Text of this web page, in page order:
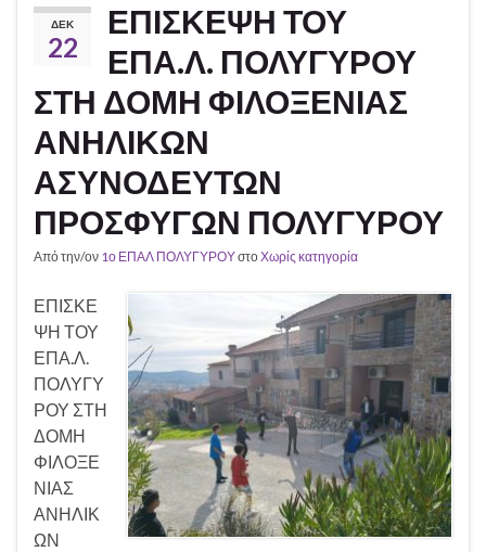
ΔΕΚ
22
ΕΠΙΣΚΕΨΗ ΤΟΥ
ΕΠΑ.Λ. ΠΟΛΥΓΥΡΟΥ
ΣΤΗ ΔΟΜΗ ΦΙΛΟΞΕΝΙΑΣ
ΑΝΗΛΙΚΩΝ
ΑΣΥΝΟΔΕΥΤΩΝ
ΠΡΟΣΦΥΓΩΝ ΠΟΛΥΓΥΡΟΥ
Από την/ον 1ο ΕΠΑΛ ΠΟΛΥΓΥΡΟΥστοΧωρίς κατηγορία
ΕΠΙΣΚΕ
ΨΗ ΤΟΥ
ΕΠΑ.Λ.
ΠΟΛΥΓΥ
ΡΟΥ ΣΤΗ
ΔΟΜΗ
ΦΙΛΟΞΕ
ΝΙΑΣ
ΑΝΗΛΙΚ
ΩΝ